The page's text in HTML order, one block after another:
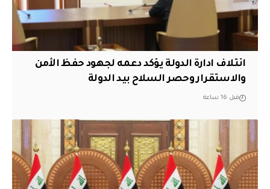
ائتلاف ادارة الدولة يؤكد دعمه لجهود حفظ الأمن
والاستقرار وحصر السلاح بيد الدولة
قبل 16 ساعة